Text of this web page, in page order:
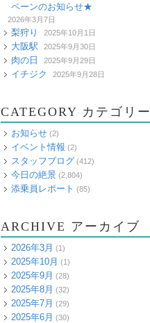
ペーンのお知らせ★
2026年3月7日
梨狩り 2025年10月1日
大阪駅 2025年9月30日
肉の日 2025年9月29日
イチジク 2025年9月28日
CATEGORY カテゴリー
お知らせ (2)
イベント情報 (2)
スタッフブログ (412)
今日の絶景 (2,804)
添乗員レポート (85)
ARCHIVE アーカイブ
2026年3月 (1)
2025年10月 (1)
2025年9月 (28)
2025年8月 (32)
2025年7月 (29)
2025年6月 (30)